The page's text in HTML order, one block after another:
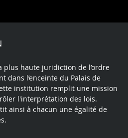
YoutubeLinkedInInstagram
plus haute juridiction de l’ordre
dans l’enceinte du Palais de
institution remplit une mission
l'interprétation des lois.
ainsi à chacun une égalité de